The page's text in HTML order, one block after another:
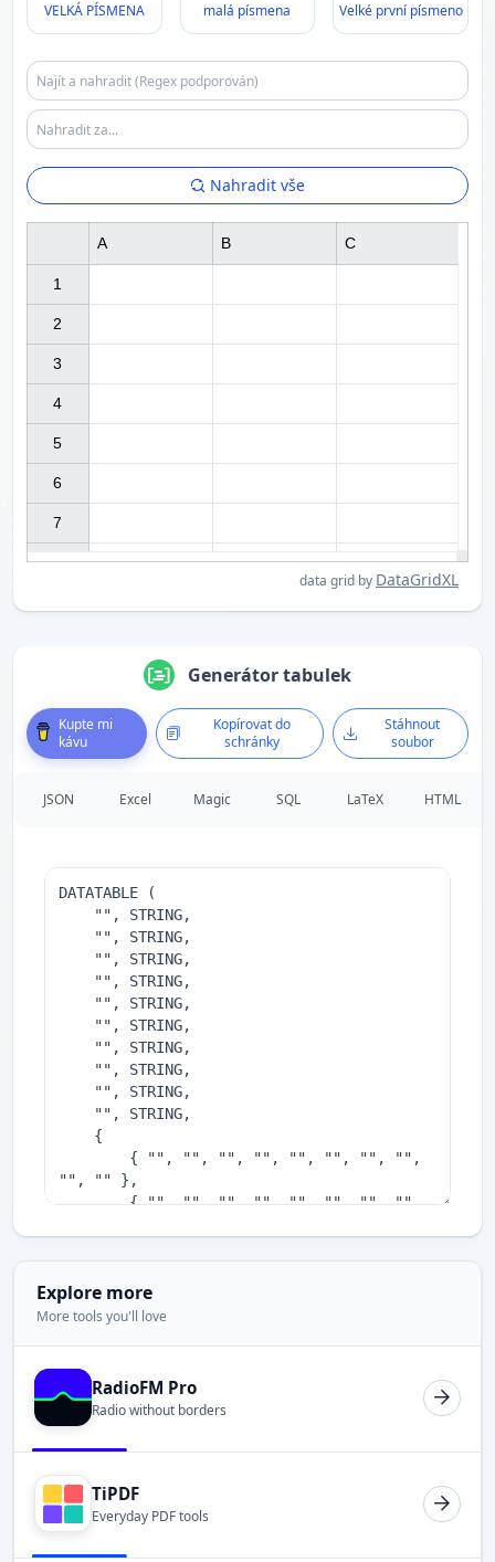
VELKÁ PÍSMENA malá písmena Velké první písmeno
Nahradit vše
data grid by DataGridXL
1
2
3
4
5
6
7
A B C
Generátor tabulek
Kupte mi
kávu
Kopírovat do
schránky
Stáhnout
soubor
JSON Excel Magic SQL LaTeX HTML
Explore more
More tools you'll love
RadioFM Pro
Radio without borders
TiPDF
Everyday PDF tools